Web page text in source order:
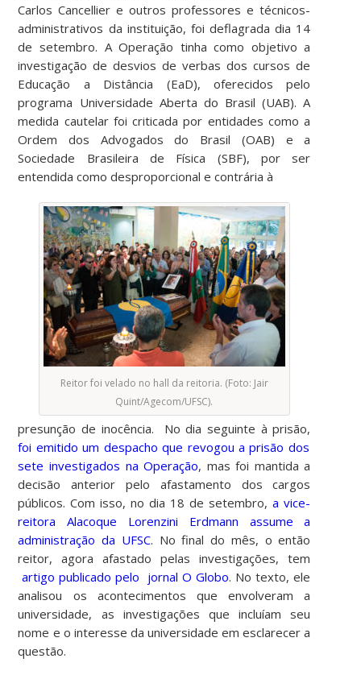
Carlos Cancellier e outros professores e técnicos-
administrativos da instituição, foi deflagrada dia 14
de setembro. A Operação tinha como objetivo a
investigação de desvios de verbas dos cursos de
Educação a Distância (EaD), oferecidos pelo
programa Universidade Aberta do Brasil (UAB). A
medida cautelar foi criticada por entidades como a
Ordem dos Advogados do Brasil (OAB) e a
Sociedade Brasileira de Física (SBF), por ser
entendida como desproporcional e contrária à
Reitor foi velado no hall da reitoria. (Foto: Jair
Quint/Agecom/UFSC).
presunção de inocência. No dia seguinte à prisão,
foi emitido um despacho que revogou a prisão dos
sete investigados na Operação, mas foi mantida a
decisão anterior pelo afastamento dos cargos
públicos. Com isso, no dia 18 de setembro, a vice-
reitora Alacoque Lorenzini Erdmann assume a
administração da UFSC. No final do mês, o então
reitor, agora afastado pelas investigações, tem
artigo publicado pelo jornal O Globo. No texto, ele
analisou os acontecimentos que envolveram a
universidade, as investigações que incluíam seu
nome e o interesse da universidade em esclarecer a
questão.